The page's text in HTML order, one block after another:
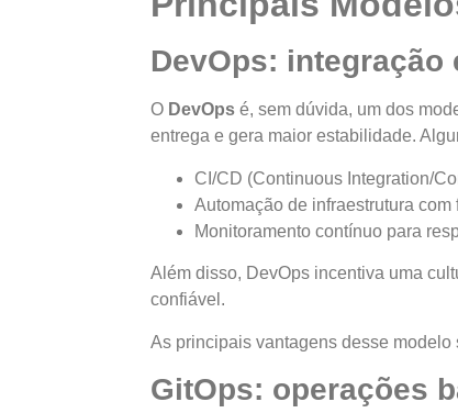
DevOps: integração
O DevOps é, sem dúvida, um dos
entrega e gera maior estabilidade.
CI/CD (Continuous Integration/
Automação de infraestrutura
Monitoramento contínuo para
Além disso, DevOps incentiva uma
confiável.
As principais vantagens desse
GitOps: operações